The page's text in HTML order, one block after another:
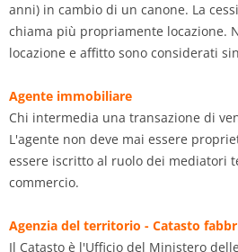
anni) in cambio di un canone. La
chiama più propriamente locazione.
locazione e affitto sono considerati
Agente immobiliare
Chi intermedia una transazione di
L'agente non deve mai essere
essere iscritto al ruolo dei mediatori
commercio.
Agenzia del territorio - Catasto
Il Catasto è l'Ufficio del Ministero